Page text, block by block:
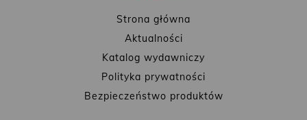
Strona główna
Aktualności
Katalog wydawniczy
Polityka prywatności
Bezpieczeństwo produktów